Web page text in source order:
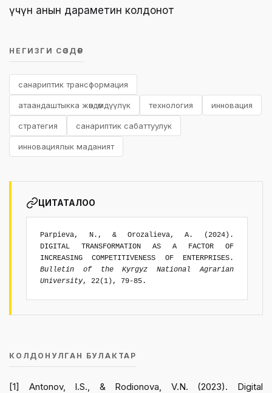
үчүн анын дараметин колдонот
НЕГИЗГИ СӨЗДӨР
санариптик трансформация
атаандаштыкка жөндөмдүүлүк технология инновация
стратегия санариптик сабаттуулук
инновациялык маданият
ЦИТАТАЛОО
Parpieva, N., & Orozalieva, A. (2024).
DIGITAL TRANSFORMATION AS A FACTOR OF
INCREASING COMPETITIVENESS OF ENTERPRISES.
Bulletin of the Kyrgyz National Agrarian
University, 22(1), 79-85.
КОЛДОНУЛГАН БУЛАКТАР
[1] Antonov, I.S., & Rodionova, V.N. (2023). Digital